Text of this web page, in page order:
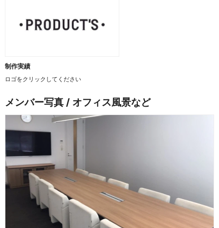
制作実績
ロゴをクリックしてください
メンバー写真 / オフィス風景など